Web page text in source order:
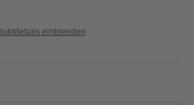
einblenden